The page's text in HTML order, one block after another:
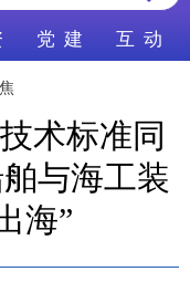
党 建 互 动
术标准同
与海工装
海”